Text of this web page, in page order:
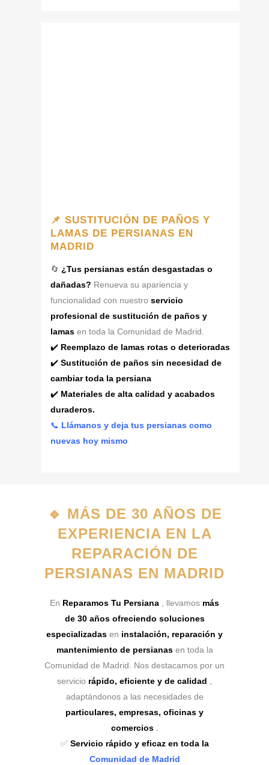
📌 SUSTITUCIÓN DE PAÑOS Y
LAMAS DE PERSIANAS EN
MADRID
🔄 ¿Tus persianas están desgastadas o
dañadas? Renueva su apariencia y
funcionalidad con nuestro servicio
profesional de sustitución de paños y
lamas en toda la Comunidad de Madrid.
✔️ Reemplazo de lamas rotas o deterioradas
✔️ Sustitución de paños sin necesidad de
cambiar toda la persiana
✔️ Materiales de alta calidad y acabados
duraderos.
📞 Llámanos y deja tus persianas como
nuevas hoy mismo
🔹 MÁS DE 30 AÑOS DE
EXPERIENCIA EN LA
REPARACIÓN DE
PERSIANAS EN MADRID
En Reparamos Tu Persiana , llevamos más
de 30 años ofreciendo soluciones
especializadas en instalación, reparación y
mantenimiento de persianasen toda la
Comunidad de Madrid. Nos destacamos por un
servicio rápido, eficiente y de calidad
adaptándonos a las necesidades de
particulares, empresas, oficinas y
comercios.
✅ Servicio rápido y eficaz en toda la
Comunidad de Madrid